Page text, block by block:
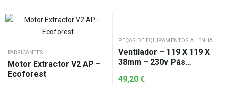
FABRICANTES
Motor Extractor V2 AP –
Ecoforest
PEÇAS DE EQUIPAMENTOS A LENHA
Ventilador – 119 X 119 X
38mm – 230v Pás
49,20 €